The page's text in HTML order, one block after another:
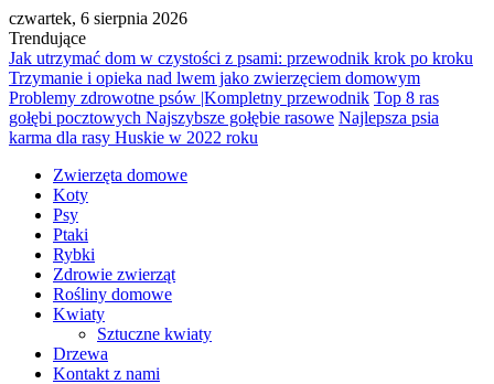
czwartek, 6 sierpnia 2026
Trendujące
Jak utrzymać dom w czystości z psami: przewodnik krok po kroku
Trzymanie i opieka nad lwem jako zwierzęciem domowym
Problemy zdrowotne psów |Kompletny przewodnik Top 8 ras
gołębi pocztowych Najszybsze gołębie rasowe Najlepsza psia
karma dla rasy Huskie w 2022 roku
Zwierzęta domowe
Koty
Psy
Ptaki
Rybki
Zdrowie zwierząt
Rośliny domowe
Kwiaty
Sztuczne kwiaty
Drzewa
Kontakt z nami